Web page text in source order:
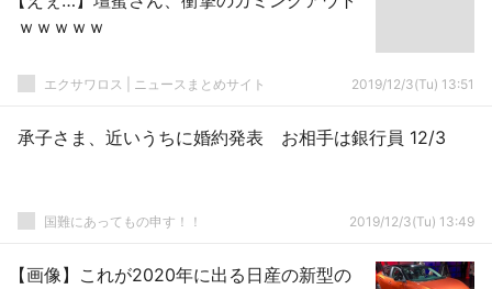
ｗｗｗｗｗ
エクサワロス | ニュースまとめサイト 2019/12/3(Tu) 13:51
承子さま、近いうちに婚約発表 お相手は銀行員 12/3
国難にあってもの申す！！ 2019/12/3(Tu) 13:49
【画像】これが2020年に出る日産の新型の